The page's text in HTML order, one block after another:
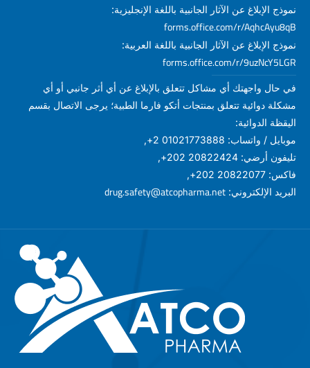
نموذج الإبلاغ عن الآثار الجانبية باللغة الإنجليزية:
forms.office.com/r/AqhcAyu8qB
نموذج الإبلاغ عن الآثار الجانبية باللغة العربية:
forms.office.com/r/9uzNcY5LGR
في حال واجهتك أي مشاكل تتعلق بالإبلاغ عن أي أثر جانبي أو أي
مشكلة دوائية تتعلق بمنتجات أتكو فارما الطبية؛ يرجى الاتصال بقسم
اليقظة الدوائية:
موبايل / واتساب: 01021773888 2+,
تليفون أرضي: 20822424 202+,
فاكس: 20822077 202+,
البريد الإلكتروني: drug.safety@atcopharma.net